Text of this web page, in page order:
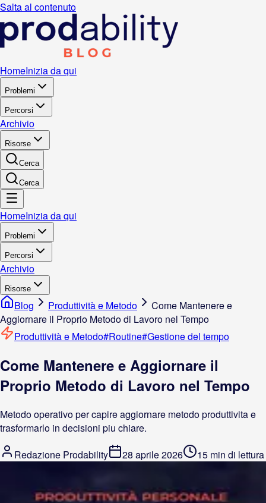
Salta al contenuto
HomeInizia da qui
Problemi
Percorsi
Archivio
Risorse
Cerca
Cerca
HomeInizia da qui
Problemi
Percorsi
Archivio
Risorse
Blog Produttività e Metodo
Come Mantenere e
Aggiornare il Proprio Metodo di Lavoro nel Tempo
Produttività e Metodo#Routine#Gestione del tempo
Come Mantenere e Aggiornare il
Proprio Metodo di Lavoro nel Tempo
Metodo operativo per capire aggiornare metodo produttivita e
trasformarlo in decisioni piu chiare.
Redazione Prodability
28 aprile 2026 15 min di lettura